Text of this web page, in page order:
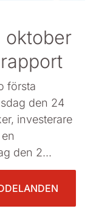
oktober
första
den 24
investerare
den 2...